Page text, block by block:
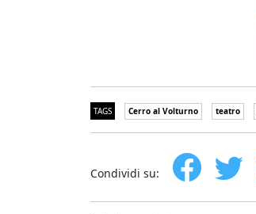
TAGS Cerro al Volturno teatro
Condividi su: